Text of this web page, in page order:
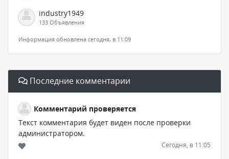
industry1949
133 Объявления
Информация обновлена сегодня, в 11:09
Последние комментарии
Комментарий проверяется
Текст комментария будет виден после проверки
администратором.
Сегодня, в 11:05